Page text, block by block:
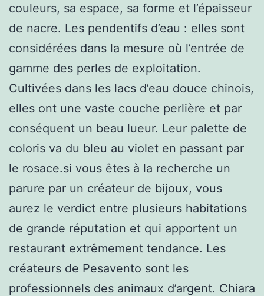
couleurs, sa espace, sa forme et l’épaisseur
de nacre. Les pendentifs d’eau : elles sont
considérées dans la mesure où l’entrée de
gamme des perles de exploitation.
Cultivées dans les lacs d’eau douce chinois,
elles ont une vaste couche perlière et par
conséquent un beau lueur. Leur palette de
coloris va du bleu au violet en passant par
le rosace.si vous êtes à la recherche un
parure par un créateur de bijoux, vous
aurez le verdict entre plusieurs habitations
de grande réputation et qui apportent un
restaurant extrêmement tendance. Les
créateurs de Pesavento sont les
professionnels des animaux d’argent. Chiara